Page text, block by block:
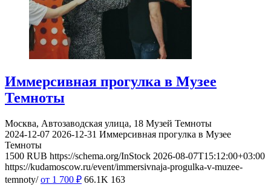
Иммерсивная прогулка в Музее
Темноты
Москва, Автозаводская улица, 18 Музей Темноты
2024-12-07 2026-12-31 Иммерсивная прогулка в Музее
Темноты
1500 RUB https://schema.org/InStock 2026-08-07T15:12:00+03:00
https://kudamoscow.ru/event/immersivnaja-progulka-v-muzee-
temnoty/ от 1 700 ₽ 66.1K 163